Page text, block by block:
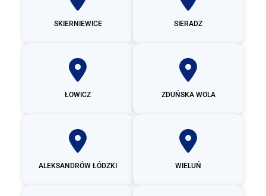
SKIERNIEWICE SIERADZ
ŁOWICZ ZDUŃSKA WOLA
ALEKSANDRÓW ŁÓDZKI WIELUŃ